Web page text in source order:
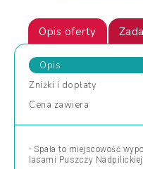
Opis oferty
Opis
Zniżki i dopłaty
Cena zawiera
- Spała to miejscowość
lasami Puszczy